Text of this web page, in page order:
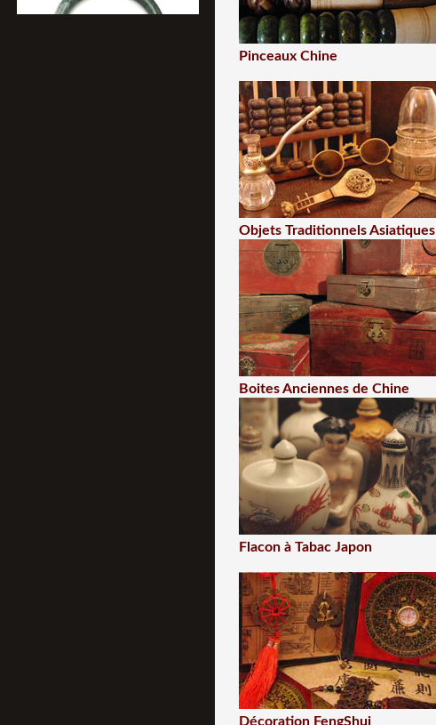
Pinceaux Chine
Objets Traditionnels Asiatiques
Boites Anciennes de Chine
Flacon à Tabac Japon
Décoration FengShui